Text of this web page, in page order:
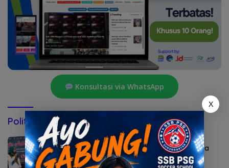
Konsultasi via WhatsApp
Politik & Pemerintahan
Agustus 7, 2026
Bunda Genre Mojokerto Ingatkan Remaja
Bahaya Rokok
X